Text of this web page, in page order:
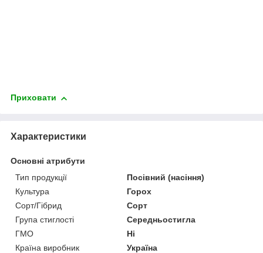
Приховати
Характеристики
Основні атрибути
Тип продукції
Посівний (насіння)
Культура
Горох
Сорт/Гібрид
Сорт
Група стиглості
Середньостигла
ГМО
Ні
Країна виробник
Україна